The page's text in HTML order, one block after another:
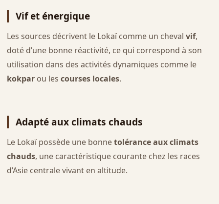
Vif et énergique
Les sources décrivent le Lokaï comme un cheval vif,
doté d’une bonne réactivité, ce qui correspond à son
utilisation dans des activités dynamiques comme le
kokparou les courses locales.
Adapté aux climats chauds
Le Lokaï possède une bonnetolérance aux climats
chauds, une caractéristique courante chez les races
d’Asie centrale vivant en altitude.